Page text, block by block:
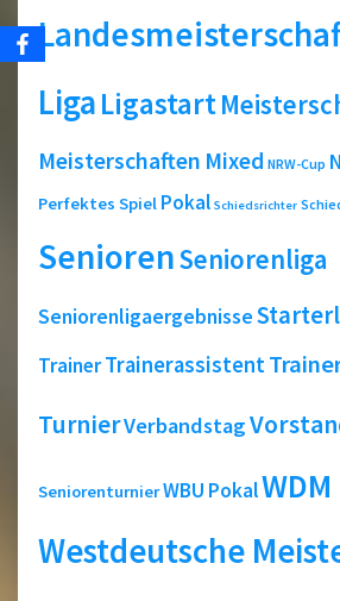
LigaLigastart
Meisterschaften Mixed NRW-Cup
Perfektes Spiel Pokal Schiedsrichter
SeniorenSeniorenliga
Seniorenligaergebnisse
TrainerTrainerassistent
TurnierVerbandstag
SeniorenturnierWBU PokalWDM
Westdeutsche